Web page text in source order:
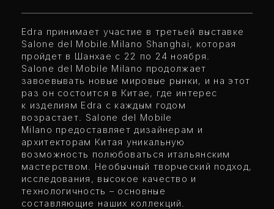
Edra принимает участие в третьей выставке
Salone del Mobile.Milano Shanghai, которая
пройдет в Шанхае с 22 по 24 ноября.
Salone del Mobile Milano продолжает
завоевывать новые мировые рынки, и на этот
раз он состоится в Китае, где интерес
к изделиям Edra с каждым годом
возрастает. Salone del Mobile
Milano предоставляет дизайнерам и
архитекторам Китая уникальную
возможность полюбоваться итальянским
мастерством. Необычный творческий подход,
исследования, высокое качество и
технологичность – основные
составляющие наших коллекций.